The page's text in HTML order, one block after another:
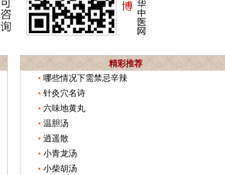
精彩推荐
哪些情况下需禁忌辛辣
针灸穴名诗
六味地黄丸
温胆汤
逍遥散
小青龙汤
小柴胡汤